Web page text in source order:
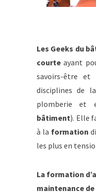
Les Geeks du
courte ayant
savoirs-être et
disciplines de
plomberie et
bâtiment). Elle
à la formation
les plus en
La formation
maintenance